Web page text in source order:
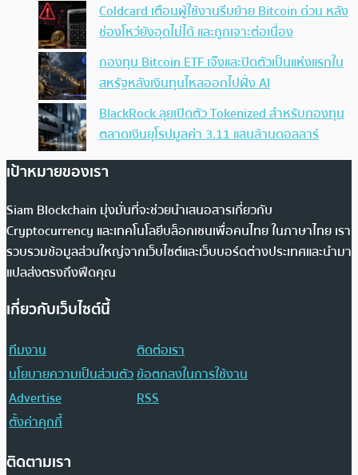
Coldcard เตือนผู้ใช้งานรีบย้าย Bitcoin ด่วน หลัง
ช่องโหว่ยังอุดไม่ได้ และถูกเจาะต่อเนื่อง
กองทุน Bitcoin ETF เจ๊งและปิดตัวเป็นแห่งแรกใน
สหรัฐหลังเงินทุนไหลออกไปฝั่ง AI
BlackRock ลุยเปิดตัว Tokenized สำหรับกองทุน
ตลาดเงินยุโรปมูลค่า 3.11 แสนล้านดอลลาร์
เป้าหมายของเรา
Siam Blockchain มุ่งมั่นที่จะช่วยนำเสนอสารเกี่ยวกับ
Cryptocurrency และเทคโนโลยีบล็อกเชนเพื่อคนไทย ในภาษาไทย เรา
รวบรวมข้อมูลส่วนใหญ่จากเว็บไซต์และเว็บบอร์ดต่างประเทศและนำมา
แปลส่งตรงถึงฟีดคุณ
เกี่ยวกับเว็บไซต์นี้
ทีมงาน
ติดต่อเรา
นโยบายความเป็นส่วนตัวข้อตกลงในการใช้งาน
Advertise
RSS
ตั้งค่าคุกกี้
ติดตามเรา